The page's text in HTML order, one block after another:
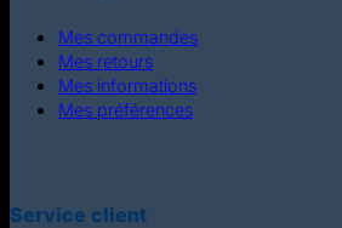
Mes commandes
Mes retours
Mes informations
Mes préférences
Service client